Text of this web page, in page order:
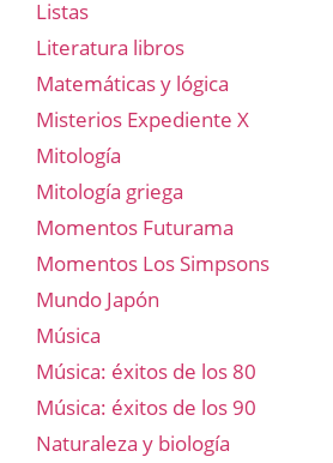
Listas
Literatura libros
Matemáticas y lógica
Misterios Expediente X
Mitología
Mitología griega
Momentos Futurama
Momentos Los Simpsons
Mundo Japón
Música
Música: éxitos de los 80
Música: éxitos de los 90
Naturaleza y biología